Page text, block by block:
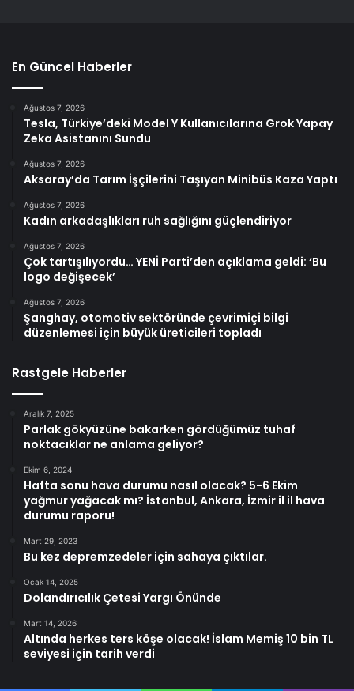
En Güncel Haberler
Ağustos 7, 2026
Tesla, Türkiye’deki Model Y Kullanıcılarına Grok Yapay
Zeka Asistanını Sundu
Ağustos 7, 2026
Aksaray’da Tarım İşçilerini Taşıyan Minibüs Kaza Yaptı
Ağustos 7, 2026
Kadın arkadaşlıkları ruh sağlığını güçlendiriyor
Ağustos 7, 2026
Çok tartışılıyordu… YENİ Parti’den açıklama geldi: ‘Bu
logo değişecek’
Ağustos 7, 2026
Şanghay, otomotiv sektöründe çevrimiçi bilgi
düzenlemesi için büyük üreticileri topladı
Rastgele Haberler
Aralık 7, 2025
Parlak gökyüzüne bakarken gördüğümüz tuhaf
noktacıklar ne anlama geliyor?
Ekim 6, 2024
Hafta sonu hava durumu nasıl olacak? 5-6 Ekim
yağmur yağacak mı? İstanbul, Ankara, İzmir il il hava
durumu raporu!
Mart 29, 2023
Bu kez depremzedeler için sahaya çıktılar.
Ocak 14, 2025
Dolandırıcılık Çetesi Yargı Önünde
Mart 14, 2026
Altında herkes ters köşe olacak! İslam Memiş 10 bin TL
seviyesi için tarih verdi